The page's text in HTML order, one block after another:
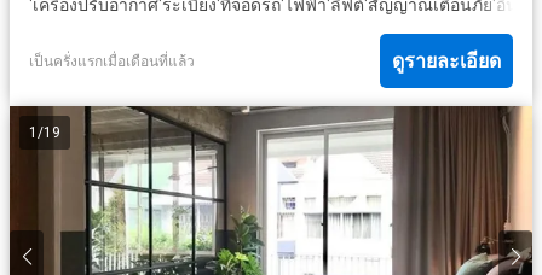
เครื่องปรับอากาศ ระเบียง ที่จอดรถไฟฟ้า ลิฟต์ สัญญาณเตือนภัย อินเต
เป็นครั่งแรกเมื่อเดือนที่แล้ว ดูรายละเอียด
1 /19